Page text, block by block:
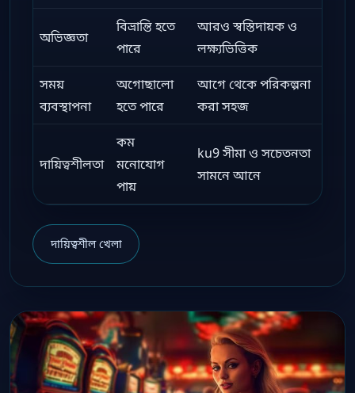
অভিজ্ঞতা
বিভ্রান্তি হতে
পারে
আরও স্বস্তিদায়ক ও
লক্ষ্যভিত্তিক
সময়
ব্যবস্থাপনা
অগোছালো
হতে পারে
আগে থেকে পরিকল্পনা
করা সহজ
দায়িত্বশীলতা
কম
মনোযোগ
পায়
ku9 সীমা ও সচেতনতা
সামনে আনে
দায়িত্বশীল খেলা